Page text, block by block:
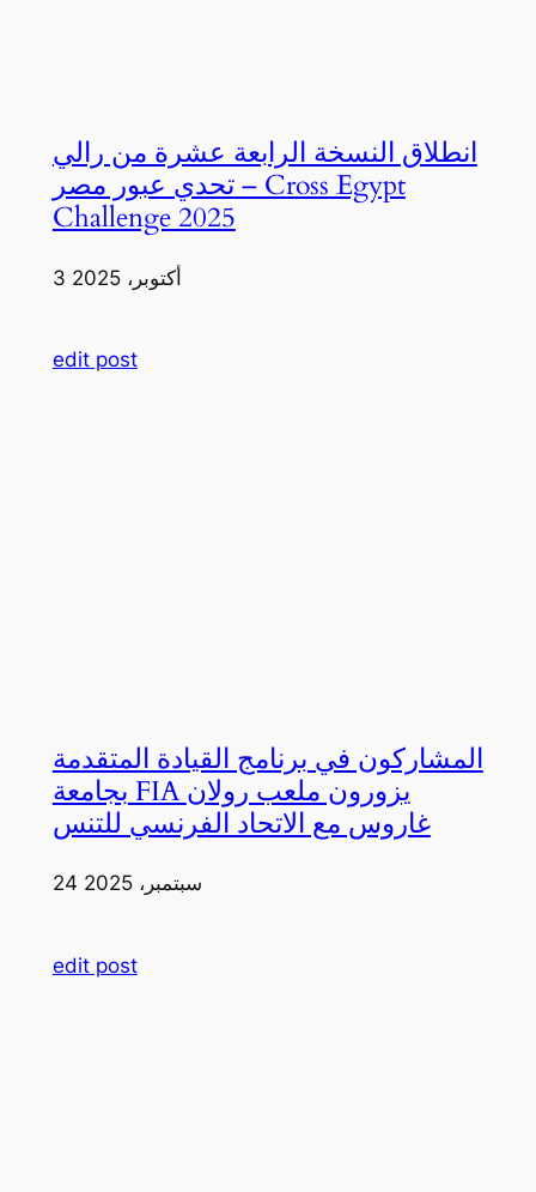
انطلاق النسخة الرابعة عشرة من رالي
تحدي عبور مصر – Cross Egypt
Challenge 2025
3 أكتوبر، 2025
edit post
المشاركون في برنامج القيادة المتقدمة
بجامعة FIA يزورون ملعب رولان
غاروس مع الاتحاد الفرنسي للتنس
24 سبتمبر، 2025
edit post